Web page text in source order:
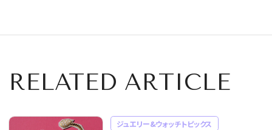
RELATED ARTICLE
ジュエリー&ウォッチトピックス